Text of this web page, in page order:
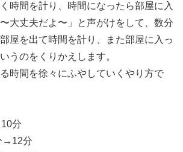
時間を計り、時間になったら部屋に入
大丈夫だよ〜」と声がけをして、数分
屋を出て時間を計り、また部屋に入っ
うのをくりかえします。
時間を徐々にふやしていくやり方で
分
→12分